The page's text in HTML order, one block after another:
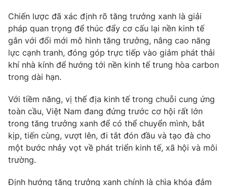
Chiến lược đã xác định rõ tăng trưởng xanh là giải
pháp quan trọng để thúc đẩy cơ cấu lại nền kinh tế
gắn với đổi mới mô hình tăng trưởng, nâng cao năng
lực cạnh tranh, đóng góp trực tiếp vào giảm phát thải
khí nhà kính để hướng tới nền kinh tế trung hòa carbon
trong dài hạn.
Với tiềm năng, vị thế địa kinh tế trong chuỗi cung ứng
toàn cầu, Việt Nam đang đứng trước cơ hội rất lớn
trong tăng trưởng xanh để có thể chuyển mình, bắt
kịp, tiến cùng, vượt lên, đi tắt đón đầu và tạo đà cho
một bước nhảy vọt về phát triển kinh tế, xã hội và môi
trường.
Định hướng tăng trưởng xanh chính là chìa khóa đảm